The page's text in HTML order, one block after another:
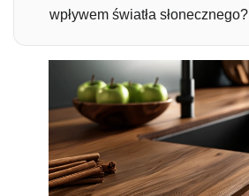
wpływem światła słonecznego?